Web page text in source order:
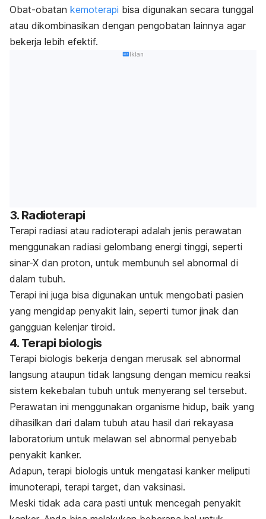
Obat-obatan kemoterapi bisa digunakan secara tunggal
atau dikombinasikan dengan pengobatan lainnya agar
bekerja lebih efektif.
Iklan
3. Radioterapi
Terapi radiasi atau radioterapi adalah jenis perawatan
menggunakan radiasi gelombang energi tinggi, seperti
sinar-X dan proton, untuk membunuh sel abnormal di
dalam tubuh.
Terapi ini juga bisa digunakan untuk mengobati pasien
yang mengidap penyakit lain, seperti tumor jinak dan
gangguan kelenjar tiroid.
4. Terapi biologis
Terapi biologis bekerja dengan merusak sel abnormal
langsung ataupun tidak langsung dengan memicu reaksi
sistem kekebalan tubuh untuk menyerang sel tersebut.
Perawatan ini menggunakan organisme hidup, baik yang
dihasilkan dari dalam tubuh atau hasil dari rekayasa
laboratorium untuk melawan sel abnormal penyebab
penyakit kanker.
Adapun, terapi biologis untuk mengatasi kanker meliputi
imunoterapi, terapi target, dan vaksinasi.
Meski tidak ada cara pasti untuk mencegah penyakit